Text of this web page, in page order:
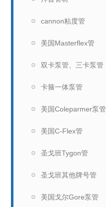
cannon粘度管
美国Masterflex管
双卡泵管、三卡泵管
卡箍一体泵管
美国Coleparmer泵管
美国C-Flex管
圣戈班Tygon管
圣戈班其他牌号管
美国戈尔Gore泵管